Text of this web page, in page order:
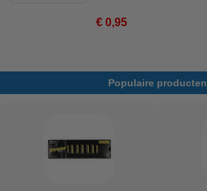
€ 0,95
Populaire producten